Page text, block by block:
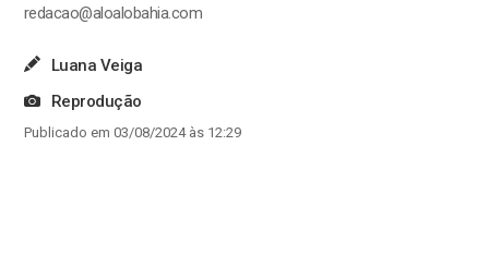
redacao@aloalobahia.com
Luana Veiga
Reprodução
Publicado em 03/08/2024 às 12:29